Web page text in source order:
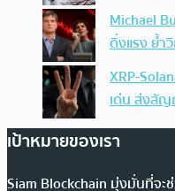
Michael
ดิ่งแรง ย้ำ
XRP-
เด่น ส่งสั
เป้าหมายของเรา
Siam Blockchain มุ่งมั่นที่จะ